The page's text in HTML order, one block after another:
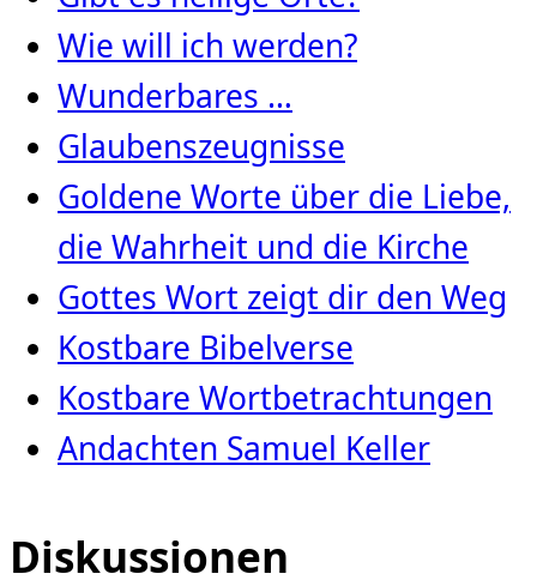
Wie will ich werden?
Wunderbares …
Glaubenszeugnisse
Goldene Worte über die Liebe,
die Wahrheit und die Kirche
Gottes Wort zeigt dir den Weg
Kostbare Bibelverse
Kostbare Wortbetrachtungen
Andachten Samuel Keller
Diskussionen